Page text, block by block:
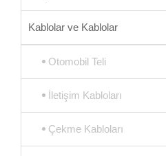
Kablolar ve Kablolar
Otomobil Teli
İletişim Kabloları
Çekme Kabloları